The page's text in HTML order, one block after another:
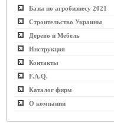
Базы по агробизнесу 2021
Строительство Украины
Дерево и Мебель
Инструкция
Контакты
F.A.Q.
Каталог фирм
О компании